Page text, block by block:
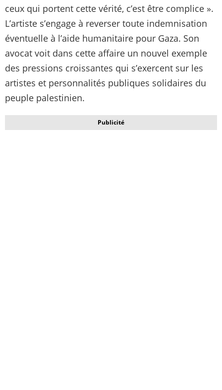
ceux qui portent cette vérité, c’est être complice ».
L’artiste s’engage à reverser toute indemnisation
éventuelle à l’aide humanitaire pour Gaza. Son
avocat voit dans cette affaire un nouvel exemple
des pressions croissantes qui s’exercent sur les
artistes et personnalités publiques solidaires du
peuple palestinien.
Publicité